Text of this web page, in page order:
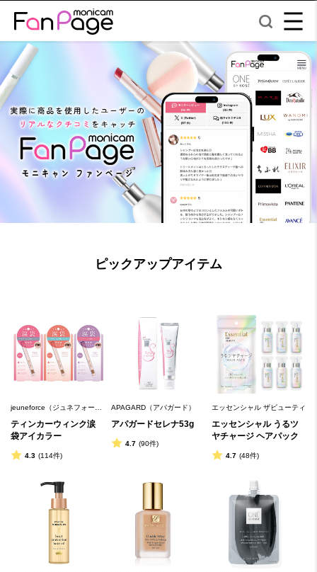
ピックアップアイテム
jeuneforce（ジュネフォー
ティンカーウィンク涙
袋アイカラー
4.3 (114件)
APAGARD（アパガード）
アパガードセレナ53g
4.7 (90件)
エッセンシャル ザビューティ
エッセンシャル うるツ
ヤチャージ ヘアパック
4.7 (48件)